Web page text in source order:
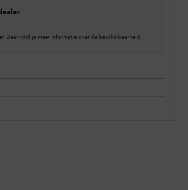
Daar vind je meer informatie over de beschikbaarheid.